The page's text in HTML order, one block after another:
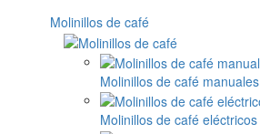
Molinillos de café
Molinillos de café manuales
Molinillos de café eléctricos